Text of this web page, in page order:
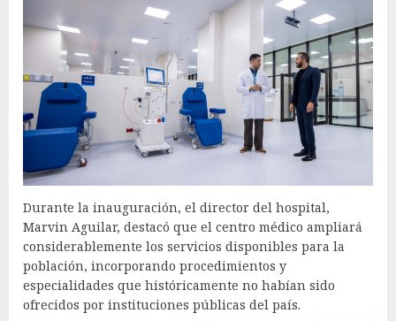
Durante la inauguración, el director del hospital,
Marvin Aguilar, destacó que el centro médico ampliará
considerablemente los servicios disponibles para la
población, incorporando procedimientos y
especialidades que históricamente no habían sido
ofrecidos por instituciones públicas del país.